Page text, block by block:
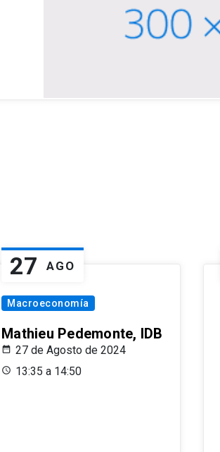
27 AGO
Macroeconomía
Mathieu Pedemonte, IDB
27 de Agosto de 2024
13:35 a 14:50